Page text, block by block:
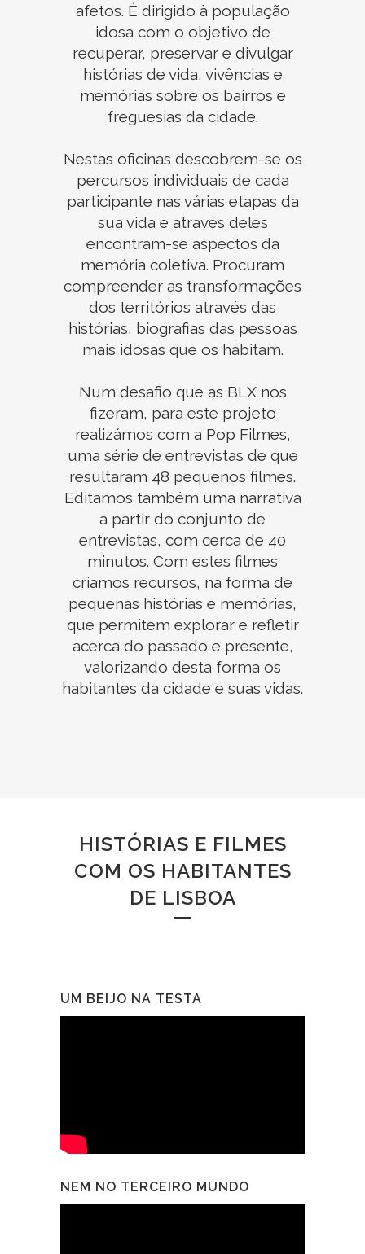
afetos. É dirigido à população
idosa com o objetivo de
recuperar, preservar e divulgar
histórias de vida, vivências e
memórias sobre os bairros e
freguesias da cidade.
Nestas oficinas descobrem-se os
percursos individuais de cada
participante nas várias etapas da
sua vida e através deles
encontram-se aspectos da
memória coletiva. Procuram
compreender as transformações
dos territórios através das
histórias, biografias das pessoas
mais idosas que os habitam.
Num desafio que as BLX nos
fizeram, para este projeto
realizámos com a Pop Filmes,
uma série de entrevistas de que
resultaram 48 pequenos filmes.
Editamos também uma narrativa
a partir do conjunto de
entrevistas, com cerca de 40
minutos. Com estes filmes
criamos recursos, na forma de
pequenas histórias e memórias,
que permitem explorar e refletir
acerca do passado e presente,
valorizando desta forma os
habitantes da cidade e suas vidas.
HISTÓRIAS E FILMES
COM OS HABITANTES
DE LISBOA
UM BEIJO NA TESTA
NEM NO TERCEIRO MUNDO